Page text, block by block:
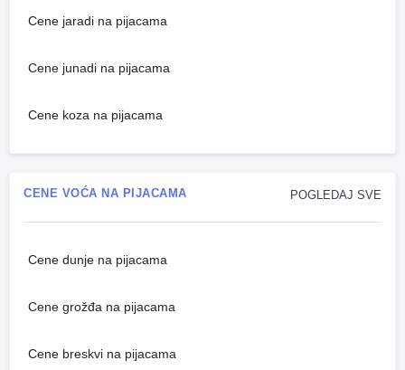
Cene jaradi na pijacama
Cene junadi na pijacama
Cene koza na pijacama
POGLEDAJ SVE
CENE VOĆA NA PIJACAMA
Cene dunje na pijacama
Cene grožđa na pijacama
Cene breskvi na pijacama